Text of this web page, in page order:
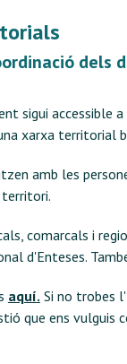
dels
sigui accessible
xarxa territorial
amb les
comarcals i
d'Enteses.
aquí. Si no trobes
que ens vulguis